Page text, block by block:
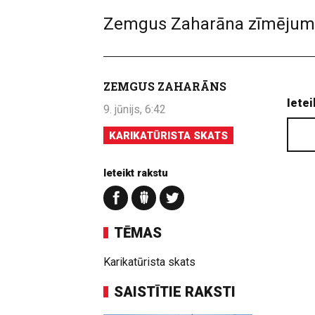
Zemgus Zaharāna
ZEMGUS ZAHARĀNS
9. jūnijs, 6:42
KARIKATŪRISTA SKATS
Ieteikt rakstu
TĒMAS
Karikatūrista skats
SAISTĪTIE RAKSTI